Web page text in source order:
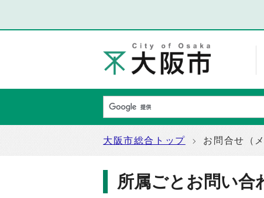
大阪市総合トップ お問合せ（
所属ごとお問い合